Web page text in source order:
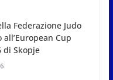
uno dei suoi
spento a 91 anni il
Marcello